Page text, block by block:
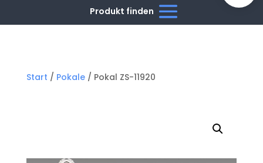
Start / Pokale/ Pokal ZS-11920